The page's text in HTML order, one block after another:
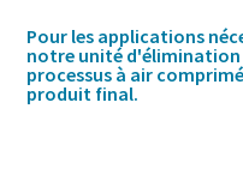
Pour les applications
notre unité d'élimination
processus à air
produit final.